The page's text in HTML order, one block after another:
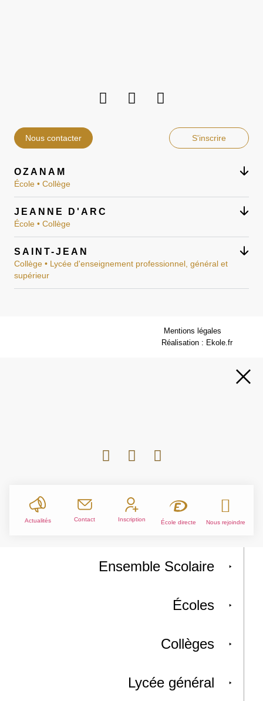
Nous contacter S'inscrire
OZANAM
École • Collège
JEANNE D'ARC
École • Collège
SAINT-JEAN
Collège • Lycée d'enseignement professionnel, général et
supérieur
Mentions légales
Réalisation : Ekole.fr
Actualités Contact Inscription École directe Nous rejoindre
Ensemble Scolaire
Écoles
Collèges
Lycée général